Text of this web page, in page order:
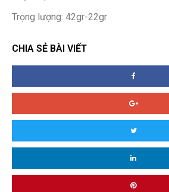
Trọng lượng: 42gr-22gr
CHIA SẺ BÀI VIẾT